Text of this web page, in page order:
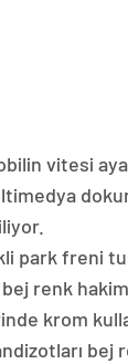
vitesi
park freni
renk
krom